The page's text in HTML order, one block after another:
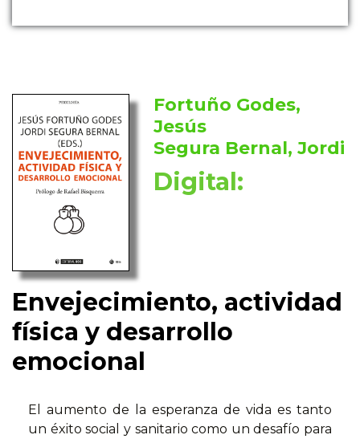
Fortuño Godes,
Jesús
Segura Bernal, Jordi
Digital:
Envejecimiento, actividad
física y desarrollo
emocional
El aumento de la esperanza de vida es tanto
un éxito social y sanitario como un desafío para